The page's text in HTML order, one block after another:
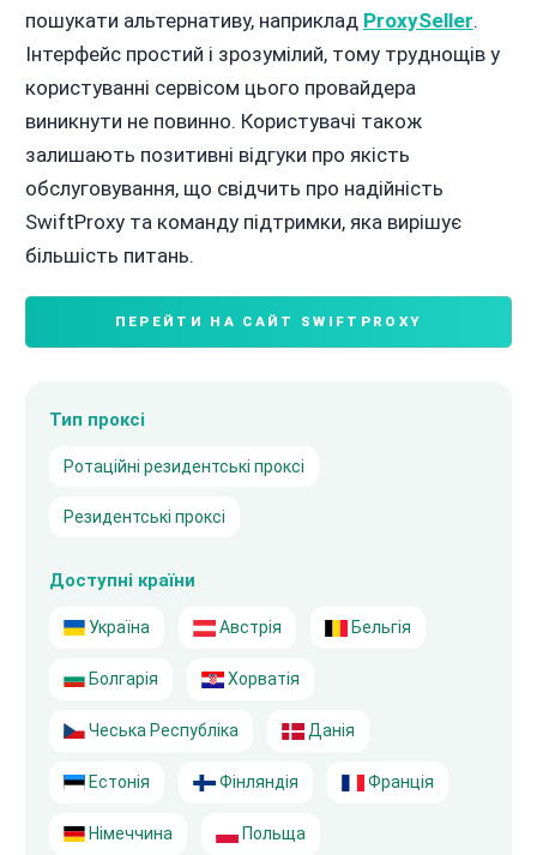
пошукати альтернативу, наприклад ProxySeller.
Інтерфейс простий і зрозумілий, тому труднощів у
користуванні сервісом цього провайдера
виникнути не повинно. Користувачі також
залишають позитивні відгуки про якість
обслуговування, що свідчить про надійність
SwiftProxy та команду підтримки, яка вирішує
більшість питань.
ПЕРЕЙТИ НА САЙТ SWIFTPROXY
Тип проксі
Ротаційні резидентські проксі
Резидентські проксі
Доступні країни
Україна Австрія Бельгія
Болгарія Хорватія
Чеська Республіка Данія
Естонія Фінляндія Франція
Німеччина Польща